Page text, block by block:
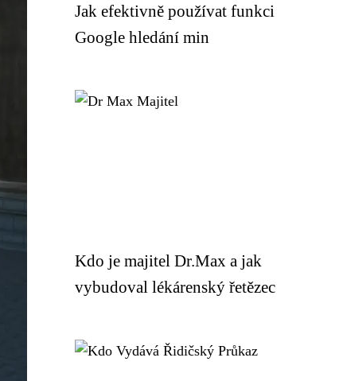
Jak efektivně používat funkci
Google hledání min
Kdo je majitel Dr.Max a jak
vybudoval lékárenský řetězec